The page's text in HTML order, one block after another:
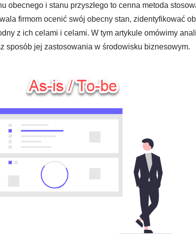
obecnego i stanu przyszłego to cenna metoda
firmom ocenić swój obecny stan, zidentyfikować
z ich celami i celami. W tym artykule omówimy
sposób jej zastosowania w środowisku biznesowym.